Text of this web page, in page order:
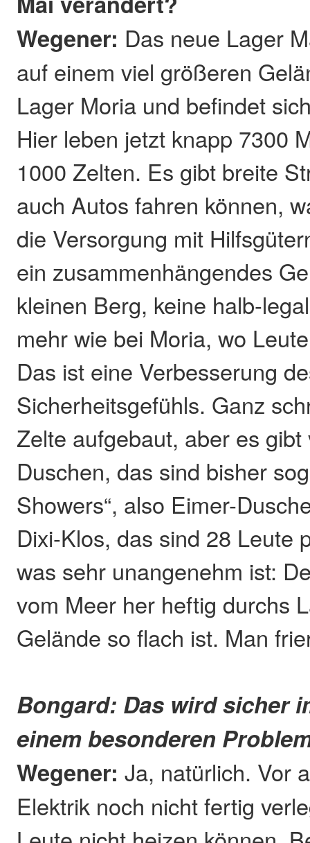
Wegener: Das neue Lager
auf einem viel größeren
Lager Moria und befindet
Hier leben jetzt knapp 7300
1000 Zelten. Es gibt breite
auch Autos fahren können,
die Versorgung mit
ein zusammenhängendes
kleinen Berg, keine halb-
mehr wie bei Moria, wo
Das ist eine Verbesserung
Sicherheitsgefühls. Ganz
Zelte aufgebaut, aber es
Duschen, das sind bisher
Showers“, also Eimer-
Dixi-Klos, das sind 28 Leute
was sehr unangenehm ist:
vom Meer her heftig durchs
Gelände so flach ist. Man
Bongard: Das wird sicher
einem besonderen
Wegener: Ja, natürlich. Vor
Elektrik noch nicht fertig